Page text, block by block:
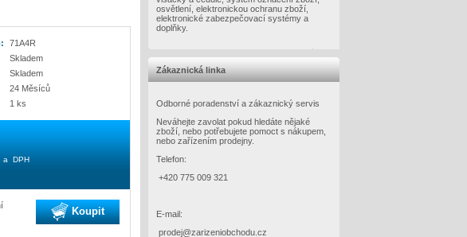
71A4R
Skladem
Skladem
24 Měsíců
1 ks
a DPH
Koupit
osvětlení, elektronickou ochranu zboží,
elektronické zabezpečovací systémy a
doplňky.
Zákaznická linka
Odborné poradenství a zákaznický servis
Neváhejte zavolat pokud hledáte nějaké
zboží, nebo potřebujete pomoct s nákupem,
nebo zařízením prodejny.
Telefon:
+420 775 009 321
E-mail:
prodej@zarizeniobchodu.cz